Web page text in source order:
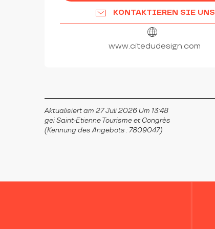
KONTAKTIEREN SIE UNS
www.citedudesign.com
Aktualisiert am 27 Juli 2026 Um 13:48
gei Saint-Etienne Tourisme et Congrès
(Kennung des Angebots :7809047)